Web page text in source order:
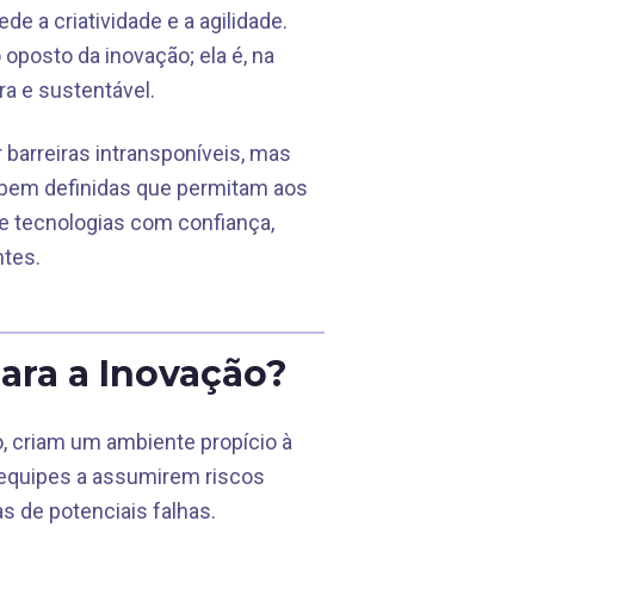
a criatividade e a agilidade.
da inovação; ela é, na
e sustentável.
intransponíveis, mas
definidas que permitam aos
tecnologias com confiança,
a Inovação?
criam um ambiente propício à
a assumirem riscos
de potenciais falhas.